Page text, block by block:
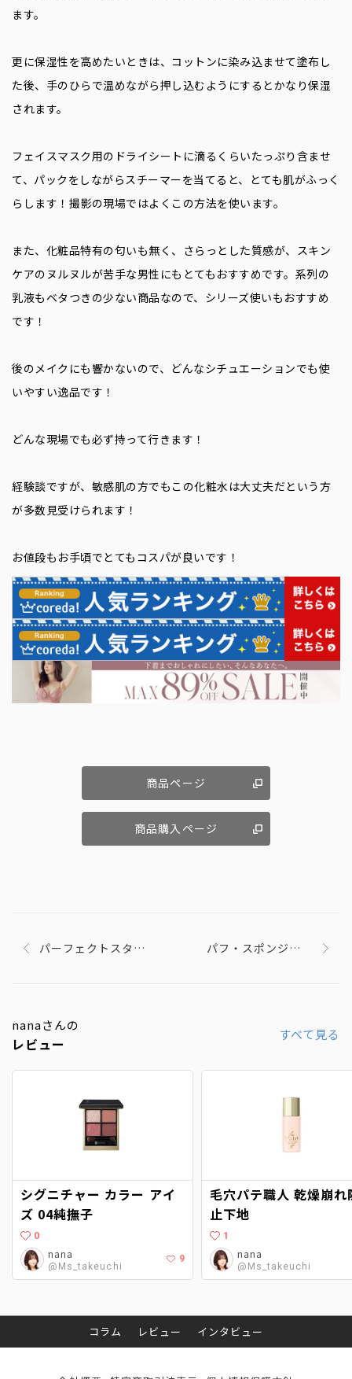
ます。
更に保湿性を高めたいときは、コットンに染み込ませて塗布し
た後、手のひらで温めながら押し込むようにするとかなり保湿
されます。
フェイスマスク用のドライシートに滴るくらいたっぷり含ませ
て、パックをしながらスチーマーを当てると、とても肌がふっく
らします！撮影の現場ではよくこの方法を使います。
また、化粧品特有の匂いも無く、さらっとした質感が、スキン
ケアのヌルヌルが苦手な男性にもとてもおすすめです。 系列の
乳液もベタつきの少ない商品なので、シリーズ使いもおすすめ
です！
後のメイクにも響かないので、どんなシチュエーションでも使
いやすい逸品です！
どんな現場でも必ず持って行きます！
経験談ですが、敏感肌の方でもこの化粧水は大丈夫だという方
が多数見受けられます！
お値段もお手頃でとてもコスパが良いです！
商品ページ
商品購入ページ
パーフェクトスタイ
パフ・スポンジ専用
nanaさんの
レビュー すべて見る
シグニチャー カラー アイ
ズ 04純撫子
0
nana
@Ms_takeuchi
9
毛穴パテ職人 乾燥崩れ防
止下地
1
nana
@Ms_takeuchi
コラム レビュー インタビュー